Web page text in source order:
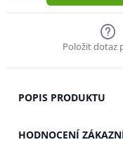
Položit dotaz
POPIS PRODUKTU
HODNOCENÍ